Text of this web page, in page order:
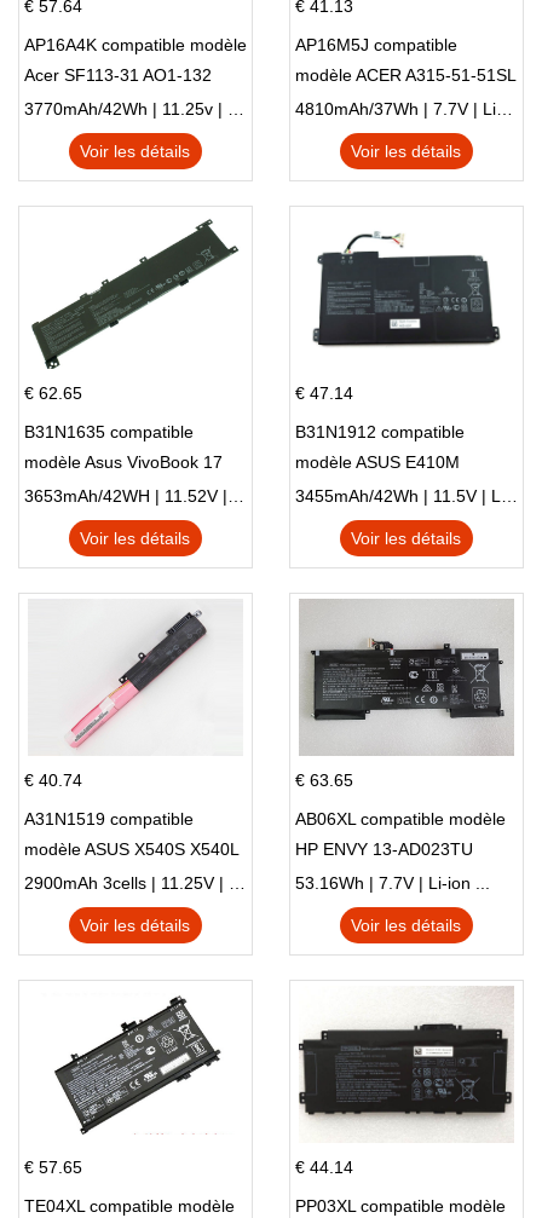
€ 57.64
AP16A4K compatible modèle
Acer SF113-31 AO1-132
NE132
3770mAh/42Wh | 11.25v | Li-ion ...
Voir les détails
€ 41.13
AP16M5J compatible
modèle ACER A315-51-51SL
N17Q1 SERIES
4810mAh/37Wh | 7.7V | Li-ion ...
Voir les détails
€ 62.65
B31N1635 compatible
modèle Asus VivoBook 17
X705NC X705UA X705UV
X705UN X705UD
3653mAh/42WH | 11.52V | Li-ion ...
Voir les détails
€ 47.14
B31N1912 compatible
modèle ASUS E410M
E410MA L410MA
3455mAh/42Wh | 11.5V | Li-ion ...
Voir les détails
€ 40.74
A31N1519 compatible
modèle ASUS X540S X540L
X540LA-SI302 X540SA
X540S
2900mAh 3cells | 11.25V | Li-ion ...
Voir les détails
€ 63.65
AB06XL compatible modèle
HP ENVY 13-AD023TU
HSTNN-DB8C 921438-855
TPN-I128
53.16Wh | 7.7V | Li-ion ...
Voir les détails
€ 57.65
TE04XL compatible modèle
€ 44.14
PP03XL compatible modèle